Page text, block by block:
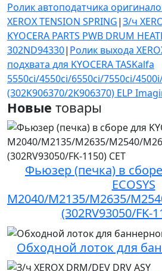
Ролик автоподатчика
XEROX TENSION SPRING|З/ч
KYOCERA PARTS PWB DRUM
302ND94330| Ролик выхода
подхвата для KYOCERA TASKalfa
5550ci/4550ci/6550ci/7550ci/
(302K906370/2K906370) ELP
Новые товары
Фьюзер (печка) в сборе
ECOSYS
M2040/M2135/M2635/
(302RV93050/FK-
Обходной лоток для